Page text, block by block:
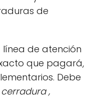
de
línea de atención
que pagará,
Debe
,